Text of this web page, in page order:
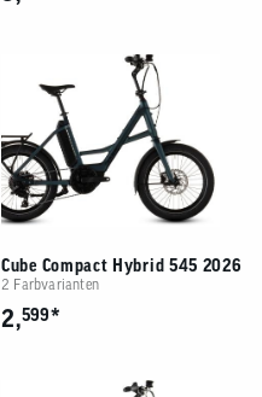
Cube Compact Hybrid 545 2026
2 Farbvarianten
2,599*